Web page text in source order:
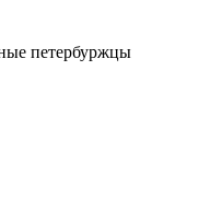
петербуржцы